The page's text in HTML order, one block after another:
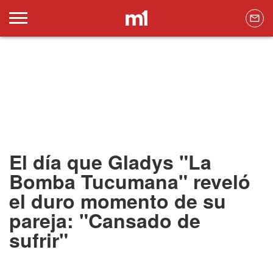
El día que Gladys "La
Bomba Tucumana" reveló
el duro momento de su
pareja: "Cansado de
sufrir"